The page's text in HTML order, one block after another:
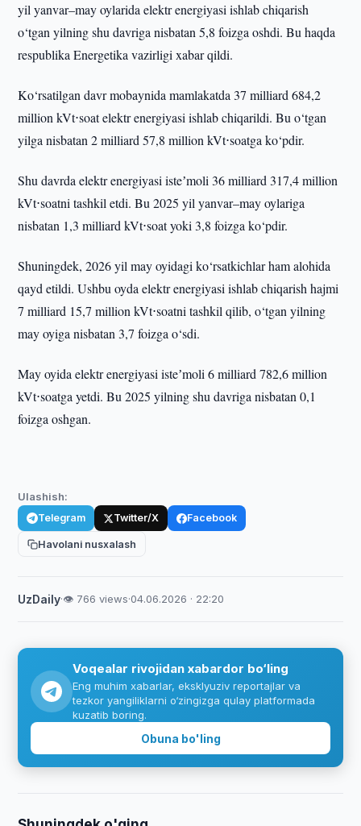
yil yanvar–may oylarida elektr energiyasi ishlab chiqarish
o‘tgan yilning shu davriga nisbatan 5,8 foizga oshdi. Bu haqda
respublika Energetika vazirligi xabar qildi.
Ko‘rsatilgan davr mobaynida mamlakatda 37 milliard 684,2
million kVt⋅soat elektr energiyasi ishlab chiqarildi. Bu o‘tgan
yilga nisbatan 2 milliard 57,8 million kVt⋅soatga ko‘pdir.
Shu davrda elektr energiyasi isteʼmoli 36 milliard 317,4 million
kVt⋅soatni tashkil etdi. Bu 2025 yil yanvar–may oylariga
nisbatan 1,3 milliard kVt⋅soat yoki 3,8 foizga ko‘pdir.
Shuningdek, 2026 yil may oyidagi ko‘rsatkichlar ham alohida
qayd etildi. Ushbu oyda elektr energiyasi ishlab chiqarish hajmi
7 milliard 15,7 million kVt⋅soatni tashkil qilib, o‘tgan yilning
may oyiga nisbatan 3,7 foizga o‘sdi.
May oyida elektr energiyasi isteʼmoli 6 milliard 782,6 million
kVt⋅soatga yetdi. Bu 2025 yilning shu davriga nisbatan 0,1
foizga oshgan.
Ulashish:
Telegram Twitter/X Facebook
Havolani nusxalash
UzDaily·👁 766 views·04.06.2026 · 22:20
Voqealar rivojidan xabardor bo‘ling
Eng muhim xabarlar, eksklyuziv reportajlar va
tezkor yangiliklarni o‘zingizga qulay platformada
kuzatib boring.
Obuna bo'ling